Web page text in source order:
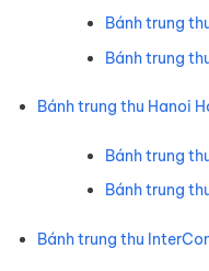
Bánh trung
Bánh trung
Bánh trung thu Hanoi
Bánh trung
Bánh trung
Bánh trung thu